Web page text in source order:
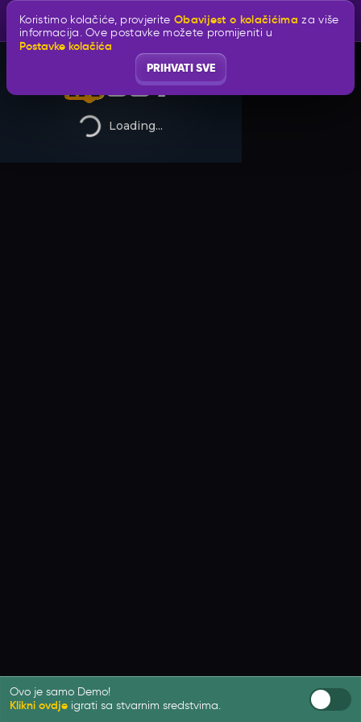
Ovo je samo Demo!
Klikni ovdje igrati sa stvarnim sredstvima.
Koristimo kolačiće, provjerite Obavijest o kolačićima za više
informacija. Ove postavke možete promijeniti u
Postavke kolačića
PRIHVATI SVE